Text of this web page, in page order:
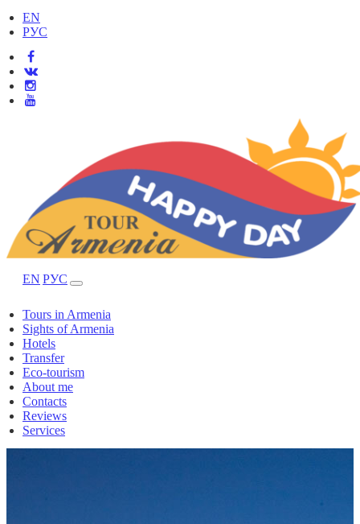
EN
РУС
EN РУС
Tours in Armenia
Sights of Armenia
Hotels
Transfer
Eco-tourism
About me
Contacts
Reviews
Services